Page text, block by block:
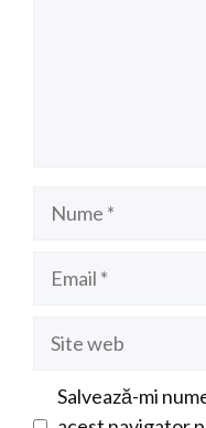
Salvează-mi